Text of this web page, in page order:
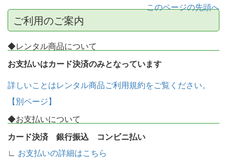
このページの先頭へ
ご利用のご案内
◆レンタル商品について
お支払いはカード決済のみとなっています
詳しいことはレンタル商品ご利用規約をご覧ください。
【別ページ】
◆お支払いについて
カード決済 銀行振込 コンビニ払い
∟ お支払いの詳細はこちら